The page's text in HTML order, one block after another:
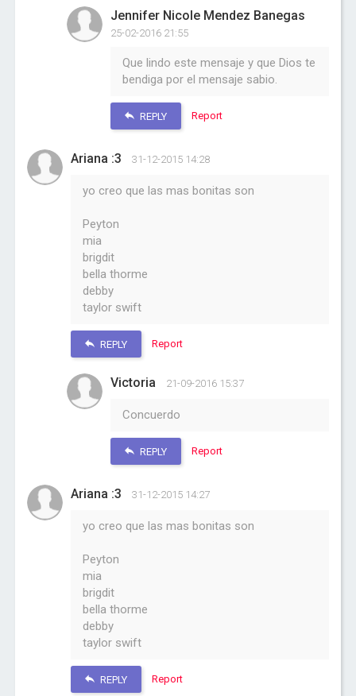
Jennifer Nicole Mendez Banegas
25-02-2016 21:55
Que lindo este mensaje y que Dios te
bendiga por el mensaje sabio.
REPLY Report
Ariana :3 31-12-2015 14:28
yo creo que las mas bonitas son
Peyton
mia
brigdit
bella thorme
debby
taylor swift
REPLY Report
Victoria 21-09-2016 15:37
Concuerdo
REPLY Report
Ariana :3 31-12-2015 14:27
yo creo que las mas bonitas son
Peyton
mia
brigdit
bella thorme
debby
taylor swift
REPLY Report